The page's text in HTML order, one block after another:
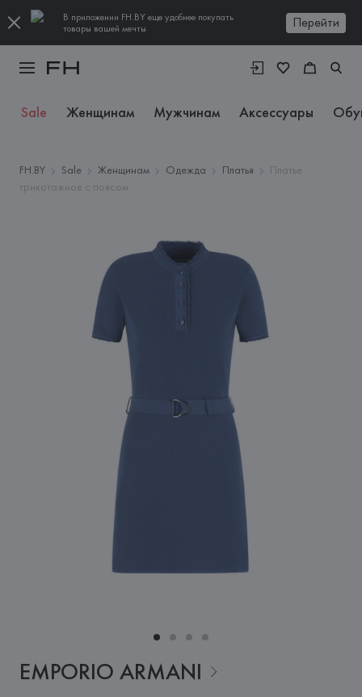
В приложении FH.BY еще удобнее покупать
товары вашей мечты
Перейти
Sale Женщинам Мужчинам Аксессуары
FH.BY Sale Женщинам Одежда Платья
Платье
трикотажное с поясом
EMPORIO ARMANI